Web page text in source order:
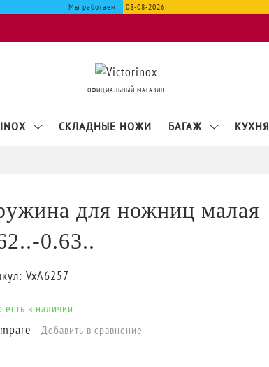
Мы работаем 08-08-2026
ОФИЦИАЛЬНЫЙ МАГАЗИН
СКЛАДНЫЕ НОЖИ БАГАЖ КУХНЯ
для ножниц малая
0.63..
VxA6257
есть в наличии
Добавить в сравнение